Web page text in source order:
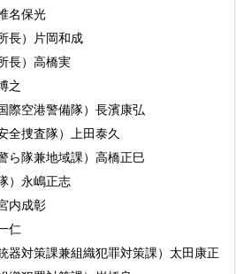
名保光
長）片岡和成
長）高橋実
之
際空港警備隊）長濱康弘
全捜査隊）上田泰久
ら隊兼地域課）高橋正巳
）永嶋正志
内成彰
仁
対策課兼組織犯罪対策課）太田康正